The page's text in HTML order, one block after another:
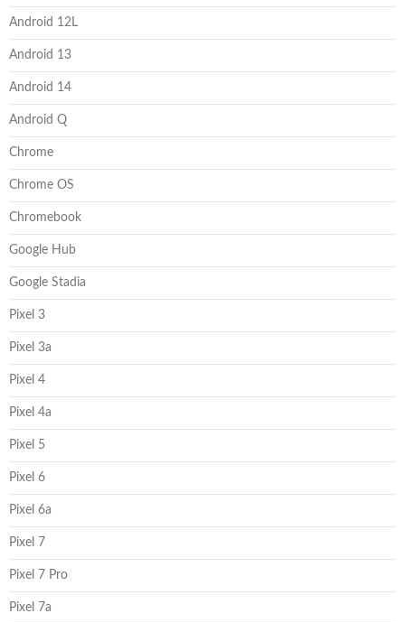
Android 12L
Android 13
Android 14
Android Q
Chrome
Chrome OS
Chromebook
Google Hub
Google Stadia
Pixel 3
Pixel 3a
Pixel 4
Pixel 4a
Pixel 5
Pixel 6
Pixel 6a
Pixel 7
Pixel 7 Pro
Pixel 7a